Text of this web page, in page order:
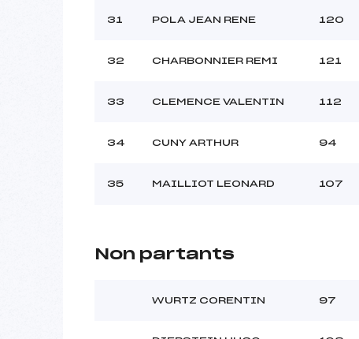
31 POLA JEAN RENE 120
32 CHARBONNIER REMI 121
33 CLEMENCE VALENTIN 112
34 CUNY ARTHUR 94
35 MAILLIOT LEONARD 107
Non partants
WURTZ CORENTIN 97